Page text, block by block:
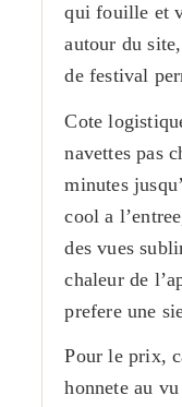
qui fouille et
autour du
de festival
Cote
navettes pas
minutes
cool a
des vues
chaleur de
prefere une
Pour le prix,
honnete au